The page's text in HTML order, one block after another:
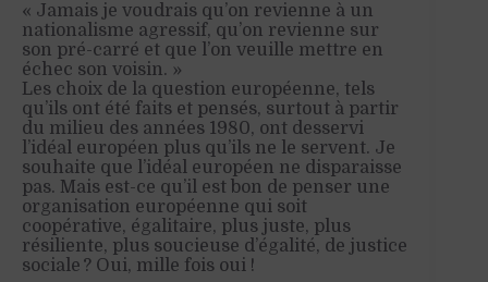
« Jamais je voudrais qu’on revienne à un
nationalisme agressif, qu’on revienne sur
son pré-carré et que l’on veuille mettre en
échec son voisin. »
Les choix de la question européenne, tels
qu’ils ont été faits et pensés, surtout à partir
du milieu des années 1980, ont desservi
l’idéal européen plus qu’ils ne le servent. Je
souhaite que l’idéal européen ne disparaisse
pas. Mais est-ce qu’il est bon de penser une
organisation européenne qui soit
coopérative, égalitaire, plus juste, plus
résiliente, plus soucieuse d’égalité, de justice
sociale ? Oui, mille fois oui !